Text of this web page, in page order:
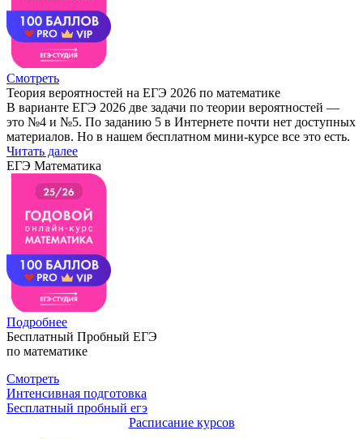
Смотреть
Теория вероятностей на ЕГЭ 2026 по математике
В варианте ЕГЭ 2026 две задачи по теории вероятностей —
это №4 и №5. По заданию 5 в Интернете почти нет доступных
материалов. Но в нашем бесплатном мини-курсе все это есть.
Читать далее
ЕГЭ Математика
Подробнее
Бесплатный Пробный ЕГЭ
по математике
Смотреть
Интенсивная подготовка
Бесплатный пробный егэ
Расписание курсов